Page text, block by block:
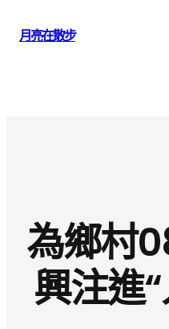
月亮在散步
為鄉村
興注進